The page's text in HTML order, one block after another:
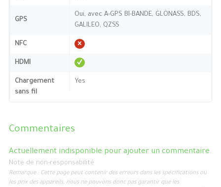
GPS
Oui, avec A-GPS BI-BANDE, GLONASS, BDS,
GALILEO, QZSS
NFC
HDMI
Chargement
sans fil
Yes
Commentaires
Actuellement indisponible pour ajouter un commentaire.
Note de non-responsabilité
Remarque : Cette page peut contenir des erreurs dans les spécifications ou
les prix des appareils, nous ne pouvons donc pas garantir que les